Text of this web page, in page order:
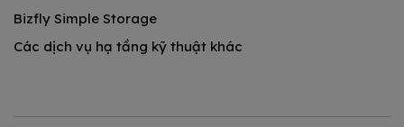
Bizfly Simple Storage
Các dịch vụ hạ tầng kỹ thuật khác